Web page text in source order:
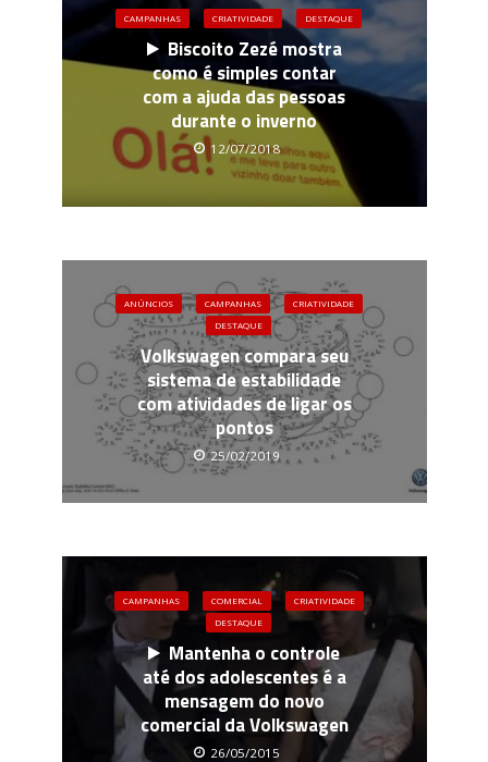
CAMPANHAS CRIATIVIDADE DESTAQUE
Biscoito Zezé mostra
como é simples contar
com a ajuda das pessoas
durante o inverno
12/07/2018
ANÚNCIOS CAMPANHAS
CRIATIVIDADE
DESTAQUE
Volkswagen compara seu
sistema de estabilidade
com atividades de ligar os
pontos
25/02/2019
CAMPANHAS COMERCIAL
CRIATIVIDADE
DESTAQUE
Mantenha o controle
até dos adolescentes é a
mensagem do novo
comercial da Volkswagen
26/05/2015